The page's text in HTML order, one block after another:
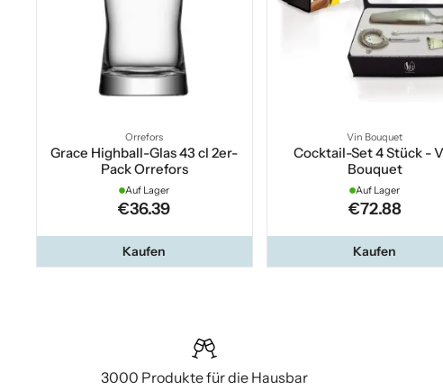
Orrefors
Grace Highball-Glas 43 cl 2er-
Pack Orrefors
Auf Lager
€36.39
Kaufen
Vin Bouquet
Cocktail-Set 4 Stück -
Bouquet
Auf Lager
€72.88
Kaufen
3000 Produkte für die Hausbar